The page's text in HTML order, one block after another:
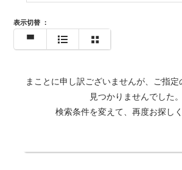
表示切替 ：
まことに申し訳ございませんが、ご指
見つかりませんでした。
検索条件を変えて、再度お探しく